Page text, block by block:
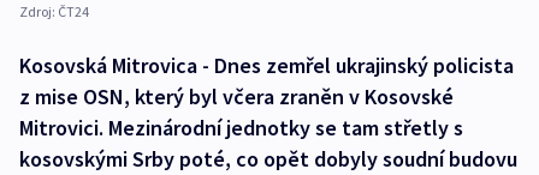
Zdroj: ČT24
Kosovská Mitrovica - Dnes zemřel ukrajinský policista
z mise OSN, který byl včera zraněn v Kosovské
Mitrovici. Mezinárodní jednotky se tam střetly s
kosovskými Srby poté, co opět dobyly soudní budovu